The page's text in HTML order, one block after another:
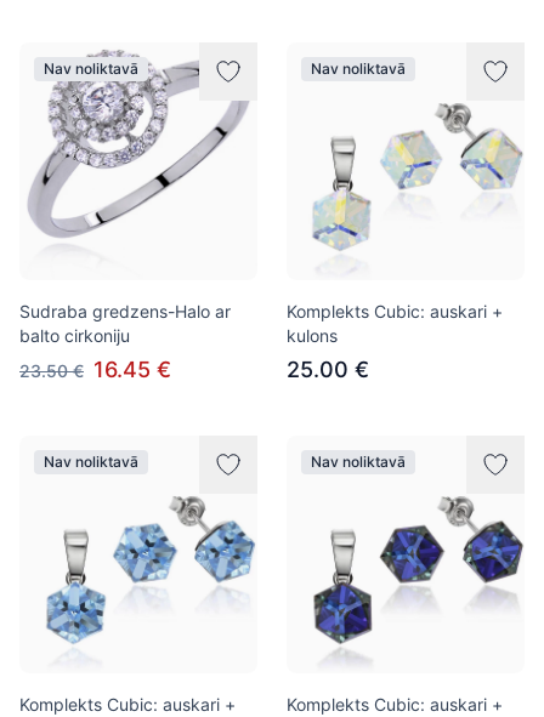
Nav noliktavā
Sudraba gredzens-Halo ar
balto cirkoniju
23.50 € 16.45 €
Nav noliktavā
Komplekts Cubic: auskari +
kulons
25.00 €
Nav noliktavā
Komplekts Cubic: auskari +
Nav noliktavā
Komplekts Cubic: auskari +